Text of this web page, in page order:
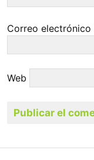
Correo electrónico
Web